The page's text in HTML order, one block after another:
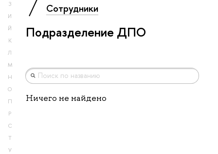
З
И
Й
К
Л
М
Н
О
П
Р
С
Т
У
Сотрудники
Подразделение ДПО
Ничего не найдено